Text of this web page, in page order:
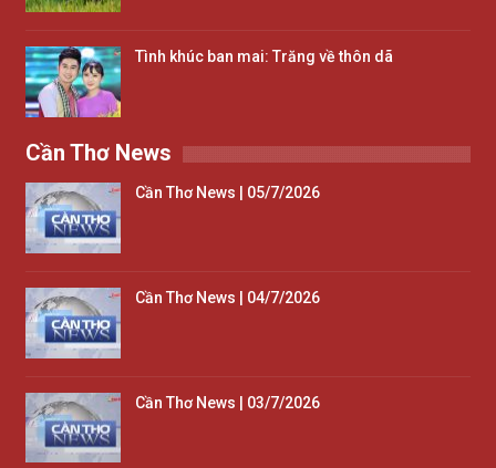
Tình khúc ban mai: Trăng về thôn dã
Cần Thơ News
Cần Thơ News | 05/7/2026
Cần Thơ News | 04/7/2026
Cần Thơ News | 03/7/2026